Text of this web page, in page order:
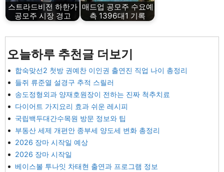
스트라드비전 하한가
공모주 시장 경고
매드업 공모주 수요예
측 1396대1 기록
오늘하루 추천글 더보기
합숙맞선2 첫방 권예찬 이인권 출연진 직업 나이 총정리
들쥐 류준열 설경구 추적 스릴러
송도정형외과 양재호원장이 전하는 진짜 척추치료
다이어트 가지요리 효과 쉬운 레시피
국립백두대간수목원 방문 정보와 팁
부동산 세제 개편안 종부세 양도세 변화 총정리
2026 장마 시작일 예상
2026 장마 시작일
베이스볼 투나잇 차태현 출연과 프로그램 정보